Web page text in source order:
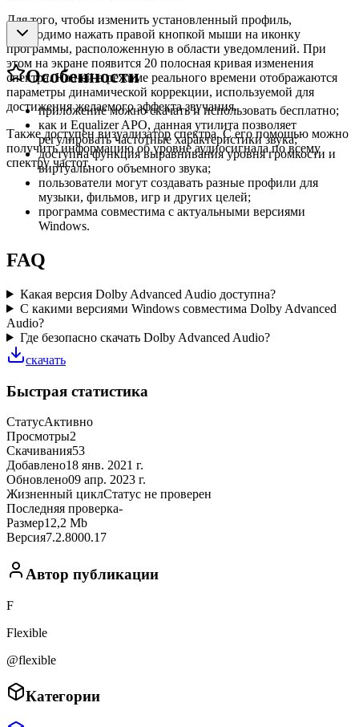
Для того, чтобы изменить установленный профиль,
необходимо нажать правой кнопкой мыши на иконку
программы, расположенную в области уведомлений. При
этом на экране появится 20 полосная кривая изменения
спектра. На ней в режиме реального времени отображаются
параметры динамической коррекции, используемой для
достижения желаемого эффекта звучания.
Также доступен визуализатор спектра. С его помощью можно
получить информацию об уровне аудиосигнала по всему
спектру частот.
Особенности
приложение можно скачать и использовать бесплатно;
как и Equalizer APO, данная утилита позволяет
регулировать частотные характеристики звука;
доступна функция выравнивания уровня громкости и
виртуального объемного звука;
пользователи могут создавать разные профили для
музыки, фильмов, игр и других целей;
программа совместима с актуальными версиями
Windows.
FAQ
Какая версия Dolby Advanced Audio доступна?
С какими версиями Windows совместима Dolby Advanced
Audio?
Где безопасно скачать Dolby Advanced Audio?
скачать
Быстрая статистика
СтатусАктивно
Просмотры2
Скачивания53
Добавлено18 янв. 2021 г.
Обновлено09 апр. 2023 г.
Жизненный циклСтатус не проверен
Последняя проверка-
Размер12,2 Mb
Версия7.2.8000.17
Автор публикации
F
Flexible
@flexible
Категории